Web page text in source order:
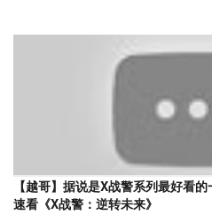
【越哥】据说是X战警系列最好看
速看《X战警：逆转未来》